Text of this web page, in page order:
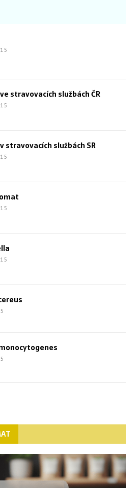
stravovacích službách ČR
stravovacích službách SR